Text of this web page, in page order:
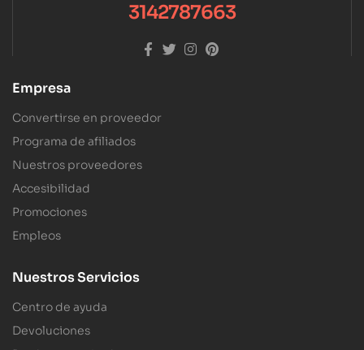
3142787663
Empresa
Convertirse en proveedor
Programa de afiliados
Nuestros proveedores
Accesibilidad
Promociones
Empleos
Nuestros Servicios
Centro de ayuda
Devoluciones